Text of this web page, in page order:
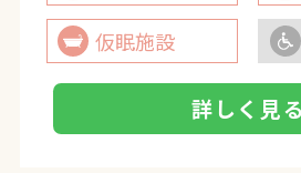
仮眠施設
詳しく見る